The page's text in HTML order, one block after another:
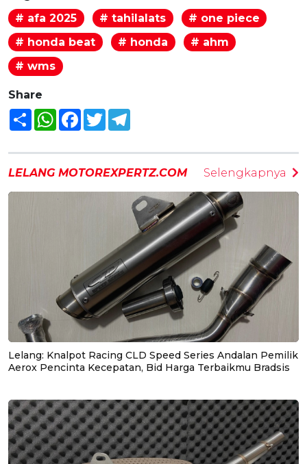
# afa 2025
# tahilalats
# one piece
# honda beat
# honda
# ahm
# wms
Share
Share WhatsAppFacebook
Twitter
LELANG MOTOREXPERTZ.COM Selengkapnya
Lelang: Knalpot Racing CLD Speed Series Andalan Pemilik
Aerox Pencinta Kecepatan, Bid Harga Terbaikmu Bradsis